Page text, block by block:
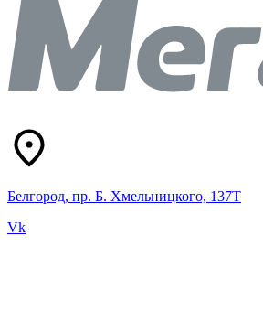
Белгород, пр. Б. Хмельницкого, 137Т
Vk